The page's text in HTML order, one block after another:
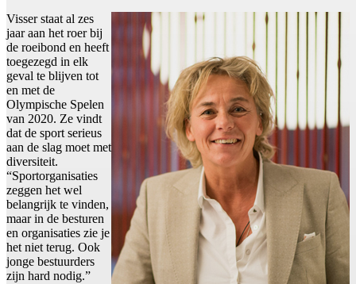
Visser staat al zes
jaar aan het roer bij
de roeibond en heeft
toegezegd in elk
geval te blijven tot
en met de
Olympische Spelen
van 2020. Ze vindt
dat de sport serieus
aan de slag moet met
diversiteit.
“Sportorganisaties
zeggen het wel
belangrijk te vinden,
maar in de besturen
en organisaties zie je
het niet terug. Ook
jonge bestuurders
zijn hard nodig.”